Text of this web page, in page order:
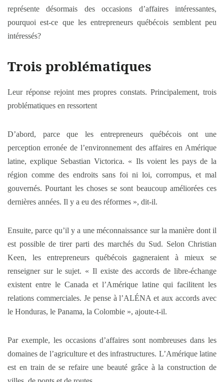
représente désormais des occasions d’affaires intéressantes,
pourquoi est-ce que les entrepreneurs québécois semblent peu
intéressés?
Trois problématiques
Leur réponse rejoint mes propres constats. Principalement, trois
problématiques en ressortent
D’abord, parce que les entrepreneurs québécois ont une
perception erronée de l’environnement des affaires en Amérique
latine, explique Sebastian Victorica. « Ils voient les pays de la
région comme des endroits sans foi ni loi, corrompus, et mal
gouvernés. Pourtant les choses se sont beaucoup améliorées ces
dernières années. Il y a eu des réformes », dit-il.
Ensuite, parce qu’il y a une méconnaissance sur la manière dont il
est possible de tirer parti des marchés du Sud. Selon Christian
Keen, les entrepreneurs québécois gagneraient à mieux se
renseigner sur le sujet. « Il existe des accords de libre-échange
existent entre le Canada et l’Amérique latine qui facilitent les
relations commerciales. Je pense à l’ALÉNA et aux accords avec
le Honduras, le Panama, la Colombie », ajoute-t-il.
Par exemple, les occasions d’affaires sont nombreuses dans les
domaines de l’agriculture et des infrastructures. L’Amérique latine
est en train de se refaire une beauté grâce à la construction de